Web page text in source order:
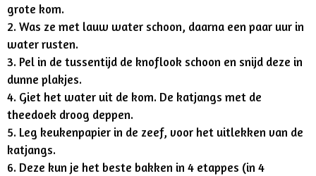
grote kom.
2. Was ze met lauw water schoon, daarna een paar uur in
water rusten.
3. Pel in de tussentijd de knoflook schoon en snijd deze in
dunne plakjes.
4. Giet het water uit de kom. De katjangs met de
theedoek droog deppen.
5. Leg keukenpapier in de zeef, voor het uitlekken van de
katjangs.
6. Deze kun je het beste bakken in 4 etappes (in 4